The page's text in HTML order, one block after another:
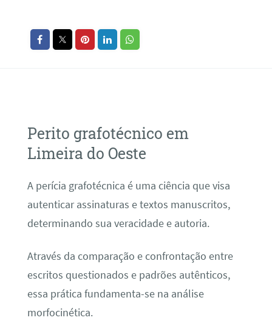
Perito grafotécnico em
Limeira do Oeste
A perícia grafotécnica é uma ciência que visa
autenticar assinaturas e textos manuscritos,
determinando sua veracidade e autoria.
Através da comparação e confrontação entre
escritos questionados e padrões autênticos,
essa prática fundamenta-se na análise
morfocinética.